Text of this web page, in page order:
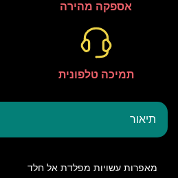
תיאור
מאפרות עשויות מפלדת אל חלד
אספקה מהירה
תמיכה טלפונית